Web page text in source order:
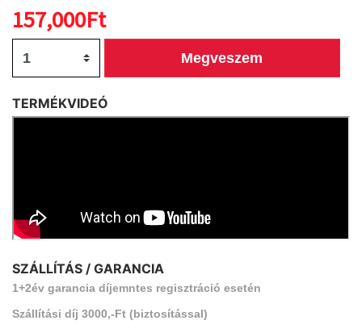
157,000Ft
Megveszem
TERMÉKVIDEÓ
SZÁLLÍTÁS / GARANCIA
1+2év garancia díjemntes regisztráció esetén
Szállítási díj 3000,-Ft (biztosítással)